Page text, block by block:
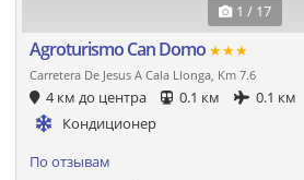
1 / 17
Agroturismo Can Domo ★★★
Carretera De Jesus A Cala Llonga, Km 7.6
4 км до центра 0.1 км
0.1 км
Кондиционер
По отзывам